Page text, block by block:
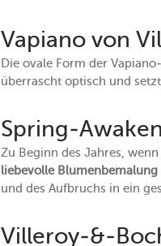
Vapiano von
Die ovale Form der
überrascht optisch und
Spring-
Zu Beginn des Jahres,
liebevolle Blumenbemalung
und des Aufbruchs in ein
Villeroy-&-